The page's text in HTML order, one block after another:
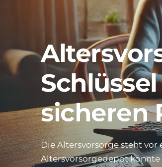
sicheren
Die Altersvorsorge steht
Altersvorsorgedepot